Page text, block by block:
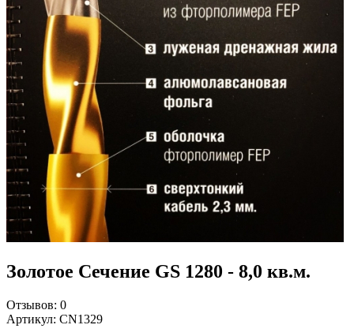
Золотое Сечение GS 1280 - 8,0 кв.м.
Отзывов: 0
Артикул: CN1329